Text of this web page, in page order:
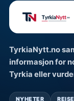
TyrkiaNytt.no
informasjon for
Tyrkia eller
NYHETER